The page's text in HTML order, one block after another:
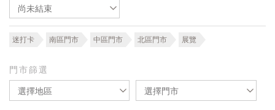
尚未結束
迷打卡 南區門市 中區門市 北區門市 展覽
門市篩選
選擇地區 選擇門市